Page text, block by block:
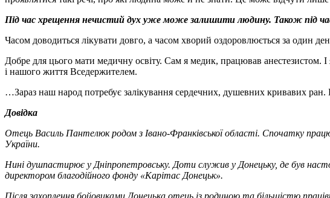
Під час хрещення нечистий дух уже може залишити людину. Також під
Часом доводиться лікувати довго, а часом хворий оздоровлюється за один
Добре для цього мати медичну освіту. Сам я медик, працював анестезистом.
і нашого життя Вседержителем.
…Зараз наш народ потребує залікування сердечних, душевних кривавих ран.
Довідка
Отець Василь Пантелюк родом з Івано-Франківської області. Спочатку
України.
Нині душпастирює у Дніпропетровську. Доти служив у Донецьку, де був
директором благодійного фонду «Карітас Донецьк».
Після захоплення бойовиками Донецька отець із родиною та більшістю